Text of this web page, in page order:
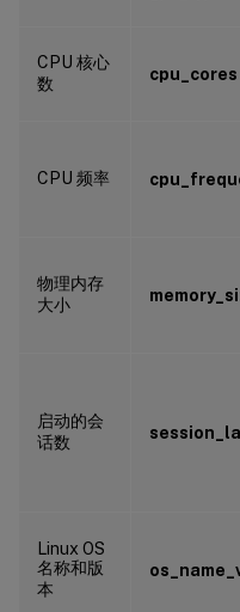
CPU 核心
数
cpu_cores
CPU 频率
物理内存
大小
启动的会
话数
Linux OS
名称和版
本